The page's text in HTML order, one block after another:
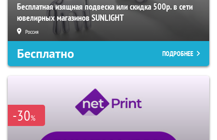
Бесплатная изящная подвеска или скидка 500р. в сети
ювелирных магазинов SUNLIGHT
Россия
Бесплатно ПОДРОБНЕЕ
-30%